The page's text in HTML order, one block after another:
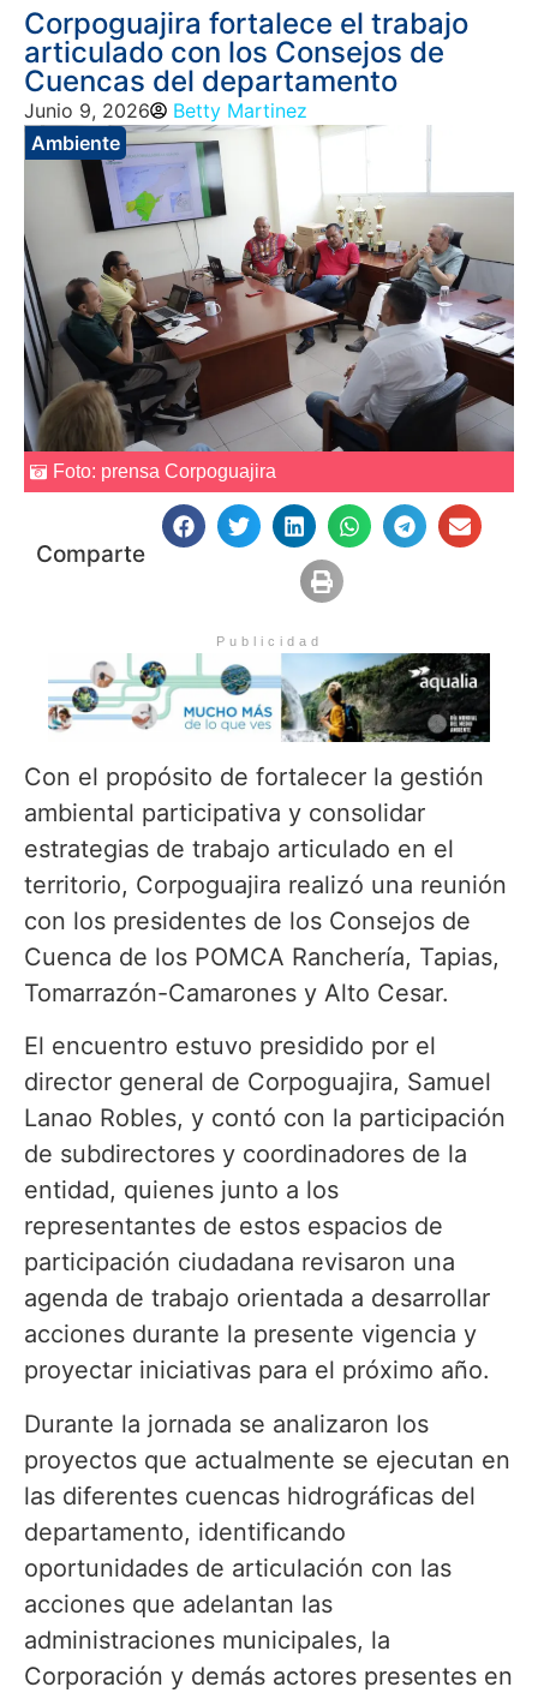
Corpoguajira fortalece el trabajo
articulado con los Consejos de
Cuencas del departamento
Junio 9, 2026
Betty Martinez
Ambiente
Foto: prensa Corpoguajira
Comparte
Publicidad
Con el propósito de fortalecer la gestión
ambiental participativa y consolidar
estrategias de trabajo articulado en el
territorio, Corpoguajira realizó una reunión
con los presidentes de los Consejos de
Cuenca de los POMCA Ranchería, Tapias,
Tomarrazón-Camarones y Alto Cesar.
El encuentro estuvo presidido por el
director general de Corpoguajira, Samuel
Lanao Robles, y contó con la participación
de subdirectores y coordinadores de la
entidad, quienes junto a los
representantes de estos espacios de
participación ciudadana revisaron una
agenda de trabajo orientada a desarrollar
acciones durante la presente vigencia y
proyectar iniciativas para el próximo año.
Durante la jornada se analizaron los
proyectos que actualmente se ejecutan en
las diferentes cuencas hidrográficas del
departamento, identificando
oportunidades de articulación con las
acciones que adelantan las
administraciones municipales, la
Corporación y demás actores presentes en